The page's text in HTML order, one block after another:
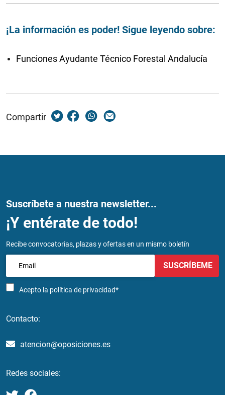
¡La información es poder! Sigue leyendo sobre:
Funciones Ayudante Técnico Forestal Andalucía
Compartir
Suscríbete a nuestra newsletter...
¡Y entérate de todo!
Recibe convocatorias, plazas y ofertas en un mismo boletín
Acepto la política de privacidad*
SUSCRÍBEME
Contacto:
atencion@oposiciones.es
Redes sociales: